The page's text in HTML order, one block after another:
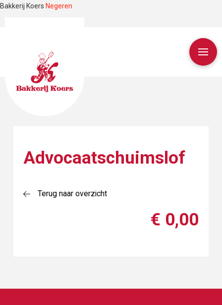
Bakkerij Koers Negeren
Advocaatschuimslof
Terug naar overzicht
€ 0,00